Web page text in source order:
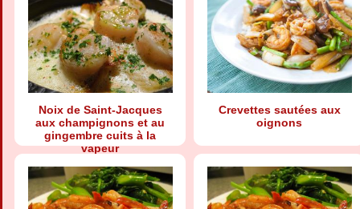
Noix de Saint-Jacques
aux champignons et au
gingembre cuits à la
vapeur
Crevettes sautées aux
oignons